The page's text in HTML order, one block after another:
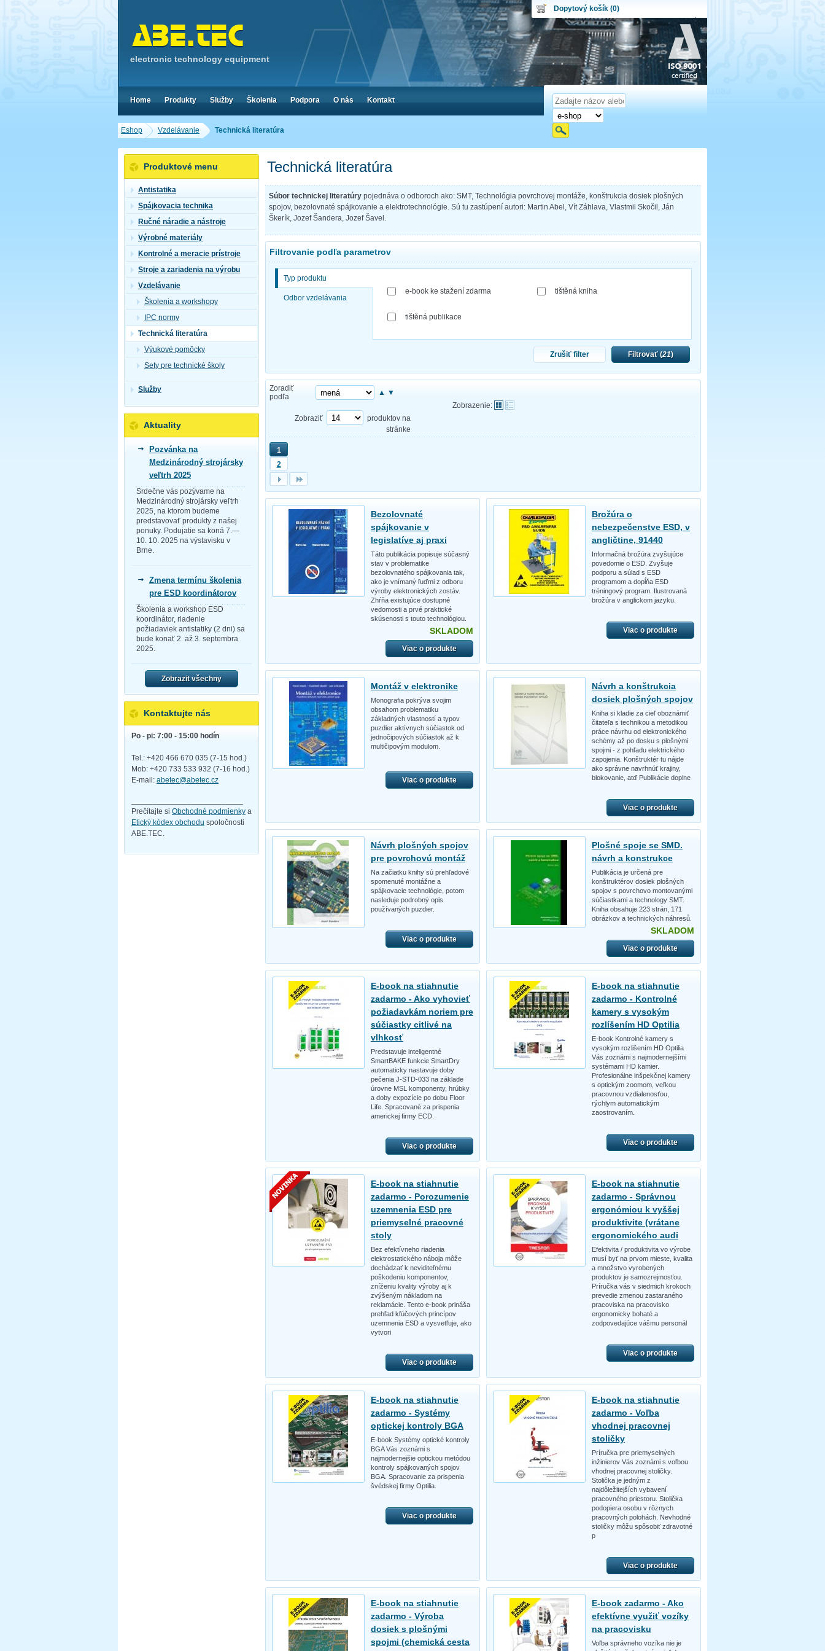
Eshop Vzdelávanie Technická literatúra
Technická literatúra
Súbor technickej literatúry pojednáva o odboroch ako: SMT, Technológia povrchovej montáže, konštrukcia dosiek plošných
spojov, bezolovnaté spájkovanie a elektrotechnológie. Sú tu zastúpení autori: Martin Abel, Vít Záhlava, Vlastmil Skočil, Ján
Škerík, Jozef Šandera, Jozef Šavel.
Filtrovanie podľa parametrov
Typ produktu
Odbor vzdelávania
e-book ke stažení zdarma
tištěná publikace
tištěná kniha
Zrušiť filter Filtrovať (21)
Zoradiť
podľa
▲ ▼
Zobrazenie:
Zobraziť
produktov na
stránke
1
2
Bezolovnaté
spájkovanie v
legislatíve aj praxi
Táto publikácia popisuje súčasný
stav v problematike
bezolovnatého spájkovania tak,
ako je vnímaný ľuďmi z odboru
výroby elektronických zostáv.
Zhŕňa existujúce dostupné
vedomosti a prvé praktické
skúsenosti s touto technológiou.
SKLADOM
Viac o produkte
Brožúra o
nebezpečenstve ESD, v
angličtine, 91440
Informačná brožúra zvyšujúce
povedomie o ESD. Zvyšuje
podporu a súlad s ESD
programom a dopĺňa ESD
tréningový program. Ilustrovaná
brožúra v anglickom jazyku.
Viac o produkte
Montáž v elektronike
Monografia pokrýva svojim
obsahom problematiku
základných vlastností a typov
puzdier aktívnych súčiastok od
jednočipových súčiastok až k
multičipovým modulom.
Viac o produkte
Návrh a konštrukcia
dosiek plošných spojov
Kniha si kladie za cieľ oboznámiť
čitateľa s technikou a metodikou
práce návrhu od elektronického
schémy až po dosku s plošnými
spojmi - z pohľadu elektrického
zapojenia. Konštruktér tu nájde
ako správne navrhnúť krajiny,
blokovanie, atď Publikácie doplne
Viac o produkte
Návrh plošných spojov
pre povrchovú montáž
Na začiatku knihy sú prehľadové
spomenuté montážne a
spájkovacie technológie, potom
nasleduje podrobný opis
používaných puzdier.
Viac o produkte
Plošné spoje se SMD.
návrh a konstrukce
Publikácia je určená pre
konštruktérov dosiek plošných
spojov s povrchovo montovanými
súčiastkami a technology SMT.
Kniha obsahuje 223 strán, 171
obrázkov a technických náhresů.
SKLADOM
Viac o produkte
E-book na stiahnutie
zadarmo - Ako vyhovieť
požiadavkám noriem pre
súčiastky citlivé na
vlhkosť
Predstavuje inteligentné
SmartBAKE funkcie SmartDry
automaticky nastavuje doby
pečenia J-STD-033 na základe
úrovne MSL komponenty, hrúbky
a doby expozície po dobu Floor
Life. Spracované za prispenia
americkej firmy ECD.
Viac o produkte
E-book na stiahnutie
zadarmo - Kontrolné
kamery s vysokým
rozlíšením HD Optilia
E-book Kontrolné kamery s
vysokým rozlišením HD Optilia
Vás zoznámi s najmodernejšími
systémami HD kamier.
Profesionálne inšpekčnej kamery
s optickým zoomom, veľkou
pracovnou vzdialenosťou,
rýchlym automatickým
zaostrovaním.
Viac o produkte
E-book na stiahnutie
zadarmo - Porozumenie
uzemnenia ESD pre
priemyselné pracovné
stoly
Bez efektívneho riadenia
elektrostatického náboja môže
dochádzať k neviditeľnému
poškodeniu komponentov,
zníženiu kvality výroby aj k
zvýšeným nákladom na
reklamácie. Tento e-book prináša
prehľad kľúčových princípov
uzemnenia ESD a vysvetľuje, ako
vytvori
Viac o produkte
E-book na stiahnutie
zadarmo - Správnou
ergonómiou k vyššej
produktivite (vrátane
ergonomického audi
Efektivita / produktivita vo výrobe
musí byť na prvom mieste, kvalita
a množstvo vyrobených
produktov je samozrejmosťou.
Príručka vás v siedmich krokoch
prevedie zmenou zastaraného
pracoviska na pracovisko
ergonomicky bohaté a
zodpovedajúce vášmu personál
Viac o produkte
E-book na stiahnutie
zadarmo - Systémy
optickej kontroly BGA
E-book Systémy optické kontroly
BGA Vás zoznámi s
najmodernejšie optickou metódou
kontroly spájkovaných spojov
BGA. Spracovanie za prispenia
švédskej firmy Optilia.
Viac o produkte
E-book na stiahnutie
zadarmo - Voľba
vhodnej pracovnej
stoličky
Príručka pre priemyselných
inžinierov Vás zoznámi s voľbou
vhodnej pracovnej stoličky.
Stolička je jedným z
najdôležitejších vybavení
pracovného priestoru. Stolička
podopiera osobu v rôznych
pracovných polohách. Nevhodné
stoličky môžu spôsobiť zdravotné
p
Viac o produkte
E-book na stiahnutie
zadarmo - Výroba
dosiek s plošnými
spojmi (chemická cesta
E-book zadarmo - Ako
efektívne využiť vozíky
na pracovisku
Voľba správneho vozíka nie je
Produktové menu
Antistatika
Spájkovacia technika
Ručné náradie a nástroje
Výrobné materiály
Kontrolné a meracie prístroje
Stroje a zariadenia na výrobu
Vzdelávanie
Školenia a workshopy
IPC normy
Technická literatúra
Výukové pomôcky
Sety pre technické školy
Služby
Aktuality
Pozvánka na
Medzinárodný strojársky
veľtrh 2025
Srdečne vás pozývame na
Medzinárodný strojársky veľtrh
2025, na ktorom budeme
predstavovať produkty z našej
ponuky. Podujatie sa koná 7.—
10. 10. 2025 na výstavisku v
Brne.
Zmena termínu školenia
pre ESD koordinátorov
Školenia a workshop ESD
koordinátor, riadenie
požiadaviek antistatiky (2 dni) sa
bude konať 2. až 3. septembra
2025.
Zobrazit všechny
Kontaktujte nás
Po - pi: 7:00 - 15:00 hodín
Tel.: +420 466 670 035 (7-15 hod.)
Mob: +420 733 533 932 (7-16 hod.)
E-mail: abetec@abetec.cz
Prečítajte si Obchodné podmienky a
Etický kódex obchodu spoločnosti
ABE.TEC.
electronic technology equipment
Dopytový košík (0)
Dopytový košík je prázdny!
Obsah košíka
Počet produktov:0
Home Produkty Služby Školenia Podpora O nás Kontakt